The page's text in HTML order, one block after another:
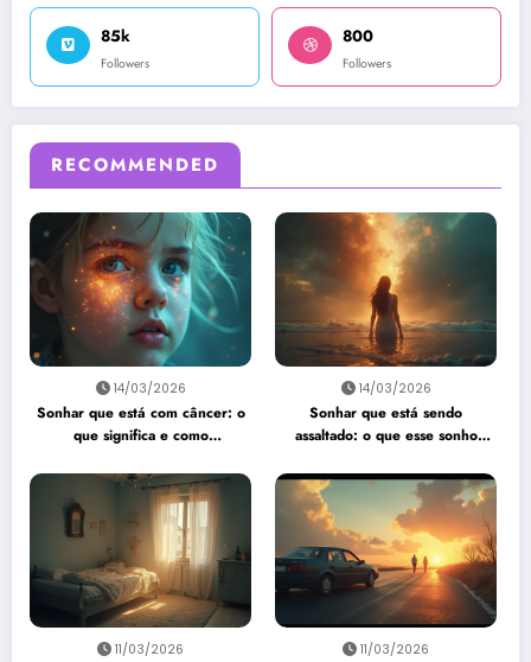
85k
Followers
800
Followers
RECOMMENDED
14/03/2026
Sonhar que está com câncer: o
que significa e como
14/03/2026
Sonhar que está sendo
assaltado: o que esse sonho
11/03/2026 11/03/2026